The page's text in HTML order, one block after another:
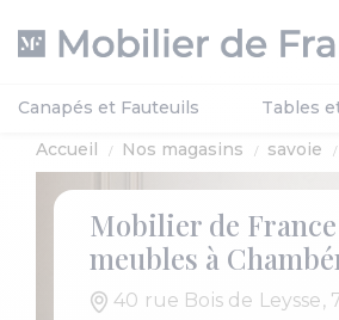
Canapés et Fauteuils Tables
Accueil
Nos magasins savoie
Mobilier de
meubles à
40 rue Bois de Leysse,